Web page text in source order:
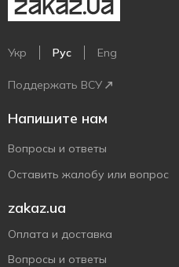
Укр Рус Eng
Поддержать ВСУ
Напишите нам
Вопросы и ответы
Оставить жалобу или вопрос
zakaz.ua
Оплата и доставка
Вопросы и ответы